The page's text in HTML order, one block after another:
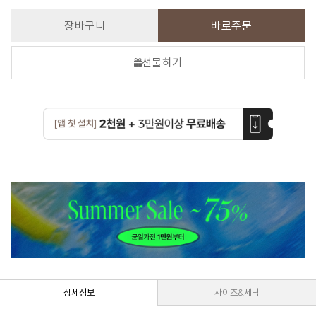
장바구니 바로주문
선물하기
상세정보 사이즈&세탁